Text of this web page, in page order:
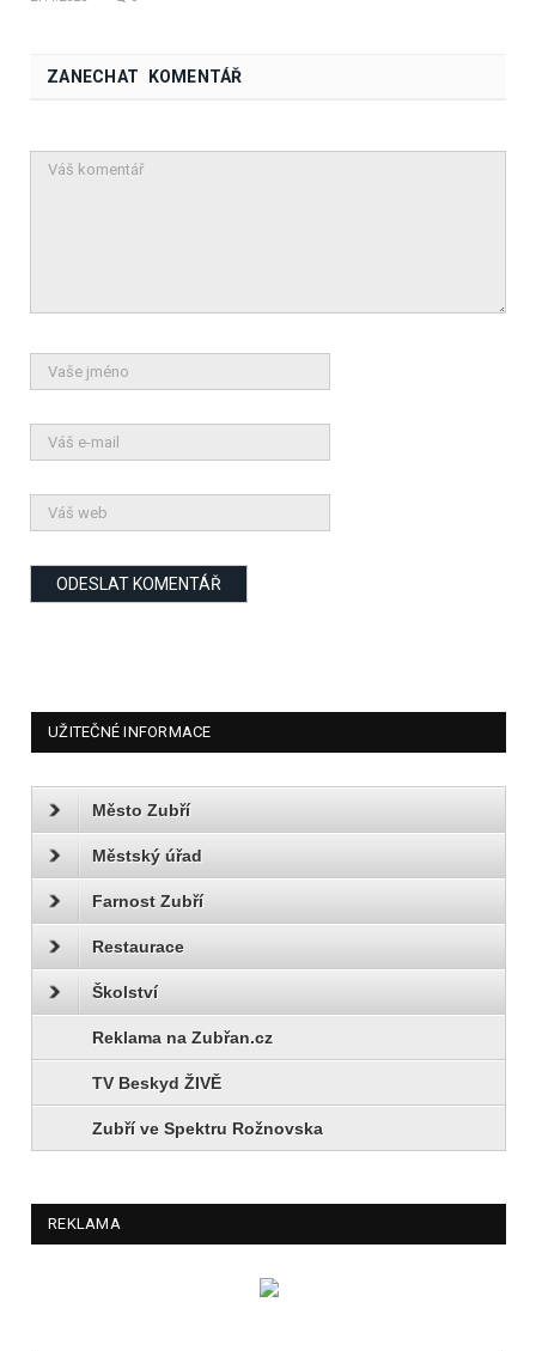
ZANECHAT KOMENTÁŘ
UŽITEČNÉ INFORMACE
Město Zubří
Městský úřad
Farnost Zubří
Restaurace
Školství
Reklama na Zubřan.cz
TV Beskyd ŽIVĚ
Zubří ve Spektru Rožnovska
REKLAMA